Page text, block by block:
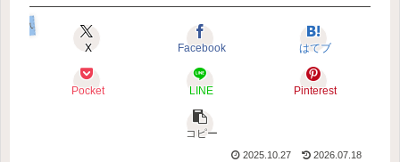
いえのコダワリ
X Facebook はてブ
Pocket LINE Pinterest
コピー
2025.10.27 2026.07.18